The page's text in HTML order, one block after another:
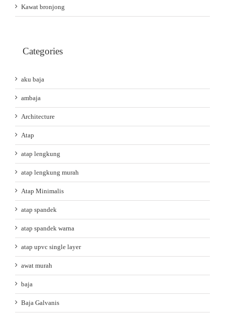
Kawat bronjong
Categories
aku baja
ambaja
Architecture
Atap
atap lengkung
atap lengkung murah
Atap Minimalis
atap spandek
atap spandek warna
atap upvc single layer
awat murah
baja
Baja Galvanis